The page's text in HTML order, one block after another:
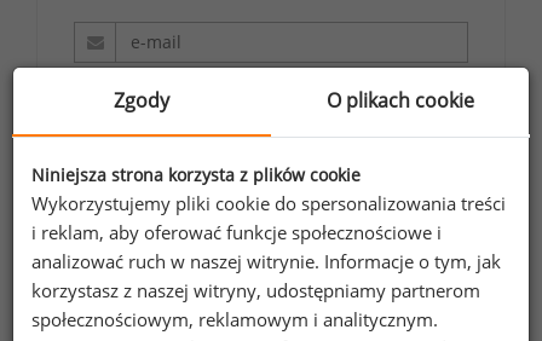
Wyrażam zgodę na przetwarzanie moich
sp. k. w celu otrzymywania bezpłatnego
newsletter’a portalu wynagrodzenia.pl.
Wyrażam zgodę na przesyłanie na podany
adres e-mail ofert handlowych oraz
informacji marketingowych. Oświadczam,
Zgody O plikach cookie
Niniejsza strona korzysta z plików cookie
Wykorzystujemy pliki cookie do spersonalizowania treści
i reklam, aby oferować funkcje społecznościowe i
analizować ruch w naszej witrynie. Informacje o tym, jak
korzystasz z naszej witryny, udostępniamy partnerom
społecznościowym, reklamowym i analitycznym.